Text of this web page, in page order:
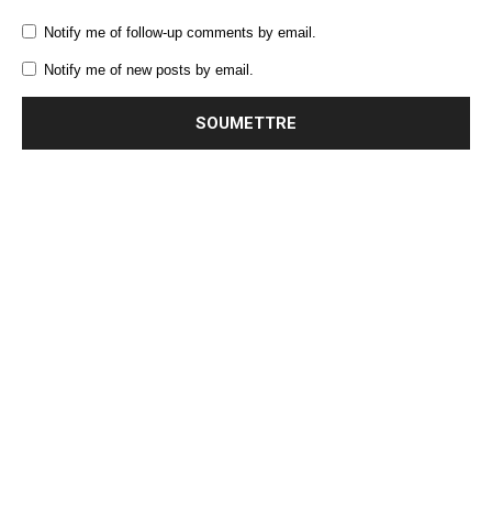
Notify me of follow-up comments by email.
Notify me of new posts by email.